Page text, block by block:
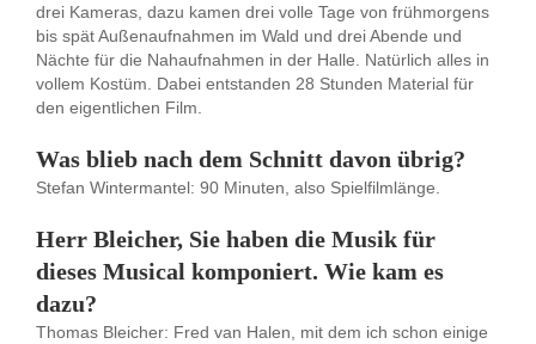
drei Kameras, dazu kamen drei volle Tage von frühmorgens
bis spät Außenaufnahmen im Wald und drei Abende und
Nächte für die Nahaufnahmen in der Halle. Natürlich alles in
vollem Kostüm. Dabei entstanden 28 Stunden Material für
den eigentlichen Film.
Was blieb nach dem Schnitt davon übrig?
Stefan Wintermantel: 90 Minuten, also Spielfilmlänge.
Herr Bleicher, Sie haben die Musik für
dieses Musical komponiert. Wie kam es
dazu?
Thomas Bleicher: Fred van Halen, mit dem ich schon einige